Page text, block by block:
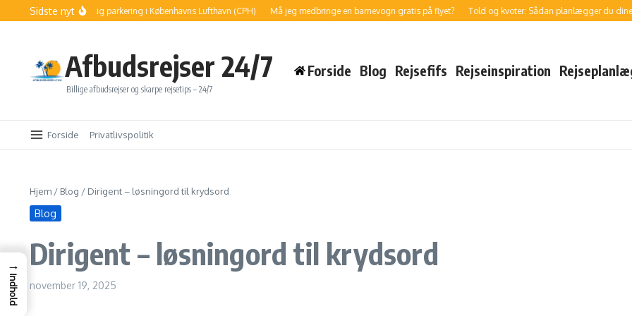
Fortsæt til indhold
Sidste nyt
Sådan finder du billig parkering i Københavns Lufthavn (CPH) Må jeg medbringe en barnevogn gratis på flyet? Told og kvoter: Sådan planlægger du dine
Afbudsrejser 24/7
Billige afbudsrejser og skarpe rejsetips – 24/7
Forside Blog Rejsefifs Rejseinspiration
Forside Privatlivspolitik
Hjem / Blog / Dirigent – løsningord til krydsord
Blog
Dirigent – løsningord til krydsord
november 19, 2025
→
Indhold